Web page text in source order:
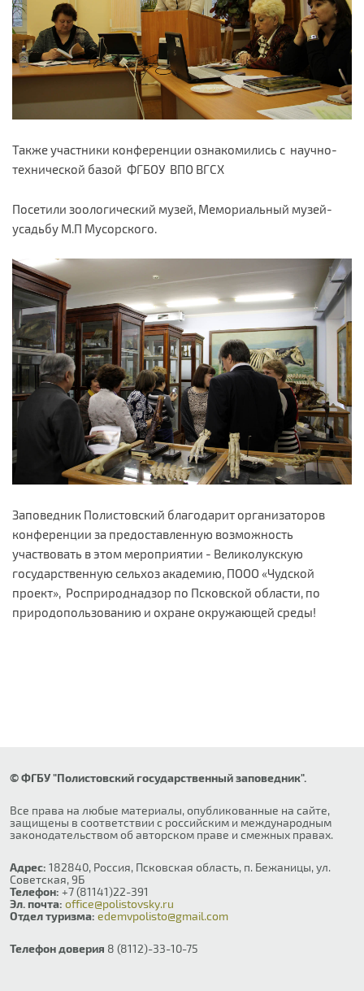
Также участники конференции ознакомились с научно-
технической базой ФГБОУ ВПО ВГСХ
Посетили зоологический музей, Мемориальный музей-
усадьбу М.П Мусорского.
Заповедник Полистовский благодарит организаторов
конференции за предоставленную возможность
участвовать в этом мероприятии - Великолукскую
государственную сельхоз академию, ПООО «Чудской
проект», Росприроднадзор по Псковской области, по
природопользованию и охране окружающей среды!
© ФГБУ "Полистовский государственный заповедник".
Все права на любые материалы, опубликованные на сайте,
защищены в соответствии с российским и международным
законодательством об авторском праве и смежных правах.
Адрес: 182840, Россия, Псковская область, п. Бежаницы, ул.
Советская, 9Б
Телефон: +7 (81141)22-391
Эл. почта: office@polistovsky.ru
Отдел туризма: edemvpolisto@gmail.com
Телефон доверия 8 (8112)-33-10-75